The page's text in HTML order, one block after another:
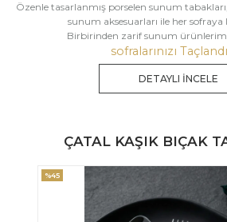
Özenle tasarlanmış porselen sunum
sunum aksesuarları ile her
Birbirinden zarif sunum
sofralarınızı
DETAYLI İNCELE
ÇATAL KAŞIK BIÇAK
%30